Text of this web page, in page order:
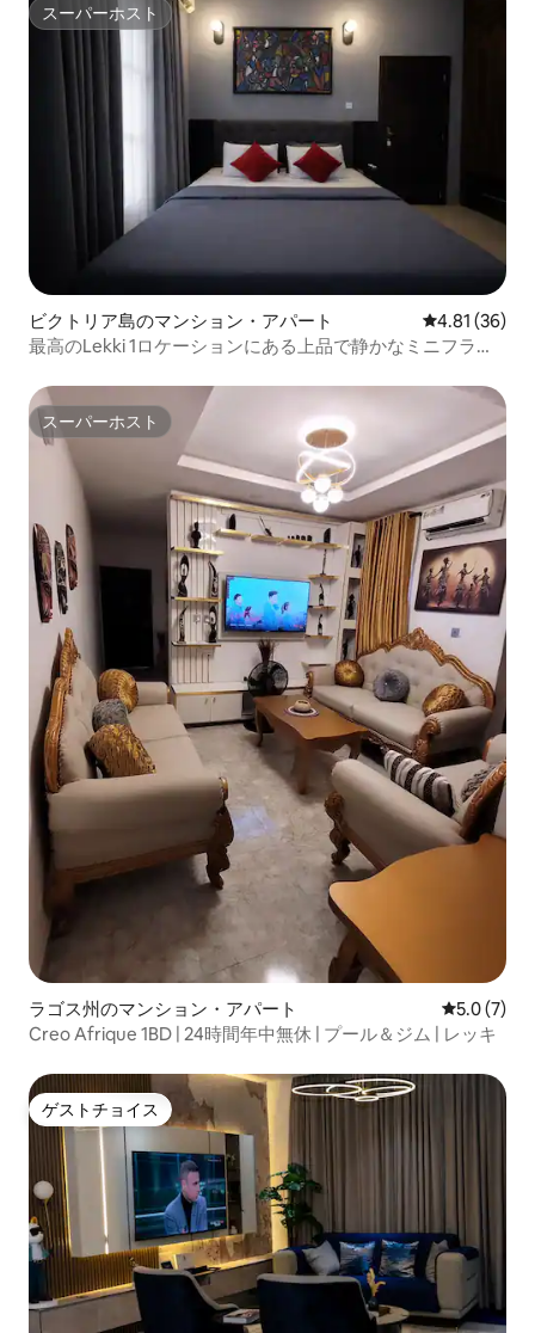
スーパーホスト
スーパーホスト
ビクトリア島のマンション・アパート レビュー36
4.81 (36)
最高のLekki 1ロケーションにある上品で静かなミニフラッ
スーパーホスト
スーパーホスト
ラゴス州のマンション・アパート レビュー7
5.0 (7)
Creo Afrique 1BD | 24時間年中無休 | プール＆ジム | レッキ
ゲストチョイス
ゲストチョイス